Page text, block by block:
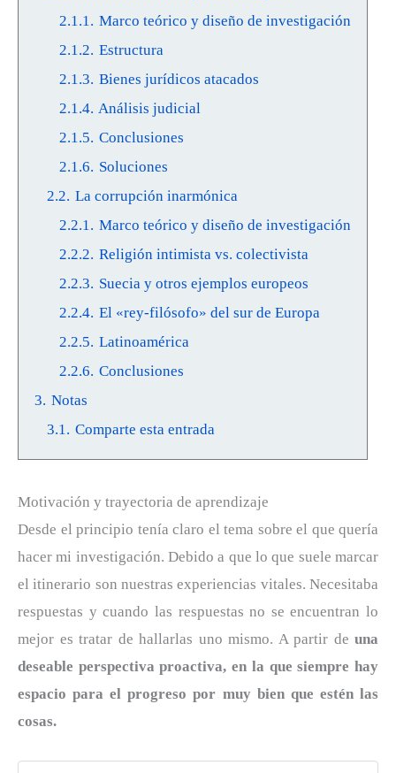
2.1.1. Marco teórico y diseño de investigación
2.1.2. Estructura
2.1.3. Bienes jurídicos atacados
2.1.4. Análisis judicial
2.1.5. Conclusiones
2.1.6. Soluciones
2.2. La corrupción inarmónica
2.2.1. Marco teórico y diseño de investigación
2.2.2. Religión intimista vs. colectivista
2.2.3. Suecia y otros ejemplos europeos
2.2.4. El «rey-filósofo» del sur de Europa
2.2.5. Latinoamérica
2.2.6. Conclusiones
3. Notas
3.1. Comparte esta entrada
Motivación y trayectoria de aprendizaje
Desde el principio tenía claro el tema sobre el que quería
hacer mi investigación. Debido a que lo que suele marcar
el itinerario son nuestras experiencias vitales. Necesitaba
respuestas y cuando las respuestas no se encuentran lo
mejor es tratar de hallarlas uno mismo. A partir de una
deseable perspectiva proactiva, en la que siempre hay
espacio para el progreso por muy bien que estén las
cosas.